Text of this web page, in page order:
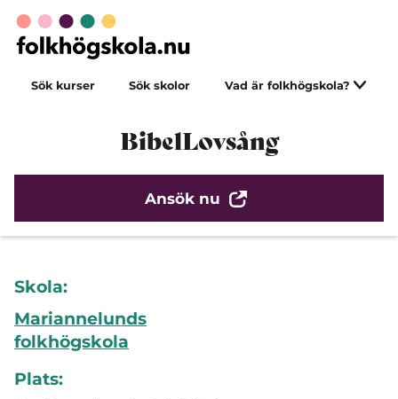
Sök kurser Sök skolor Vad är folkhögskola?
BibelLovsång
Ansök nu
Skola:
Mariannelunds
folkhögskola
Plats: